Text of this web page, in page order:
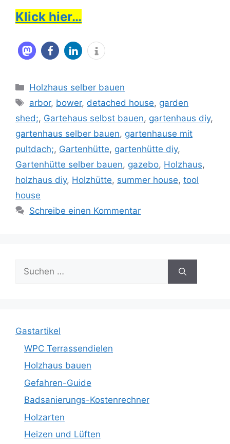
Klick hier…
Kategorien
Holzhaus selber bauen
Schlagwörter
arbor, bower, detached house, garden
shed;, Gartehaus selbst bauen, gartenhaus diy,
gartenhaus selber bauen, gartenhause mit
pultdach;, Gartenhütte, gartenhütte diy,
Gartenhütte selber bauen, gazebo, Holzhaus,
holzhaus diy, Holzhütte, summer house, tool
house
Schreibe einen Kommentar
Suche
nach:
Gastartikel
WPC Terrassendielen
Holzhaus bauen
Gefahren-Guide
Badsanierungs-Kostenrechner
Holzarten
Heizen und Lüften